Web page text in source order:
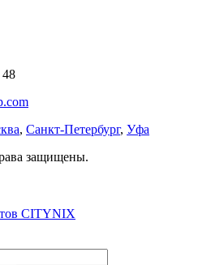
, Санкт-Петербург, Уфа
защищены.
CITYNIX